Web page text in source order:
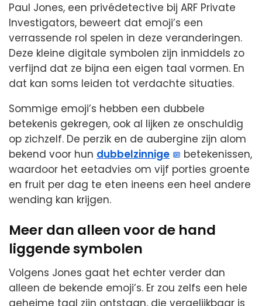
Paul Jones, een privédetective bij ARF Private
Investigators, beweert dat emoji’s een
verrassende rol spelen in deze veranderingen.
Deze kleine digitale symbolen zijn inmiddels zo
verfijnd dat ze bijna een eigen taal vormen. En
dat kan soms leiden tot verdachte situaties.
Sommige emoji’s hebben een dubbele
betekenis gekregen, ook al lijken ze onschuldig
op zichzelf. De perzik en de aubergine zijn alom
bekend voor hun dubbelzinnige
betekenissen,
waardoor het eetadvies om vijf porties groente
en fruit per dag te eten ineens een heel andere
wending kan krijgen.
Meer dan alleen voor de hand
liggende symbolen
Volgens Jones gaat het echter verder dan
alleen de bekende emoji’s. Er zou zelfs een hele
geheime taal zijn ontstaan, die vergelijkbaar is